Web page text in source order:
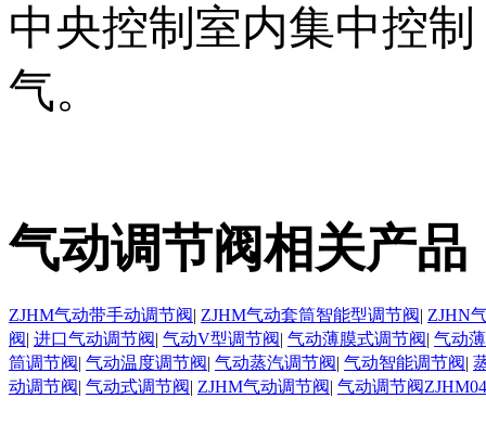
中央控制室内集中控
气。
气动调节阀相关产品
ZJHM气动带手动调节阀| ZJHM气动套筒智能型调节阀| ZJHN
阀| 进口气动调节阀| 气动V型调节阀| 气动薄膜式调节阀| 气动
筒调节阀| 气动温度调节阀| 气动蒸汽调节阀| 气动智能调节阀|
动调节阀| 气动式调节阀| ZJHM气动调节阀| 气动调节阀ZJHM04